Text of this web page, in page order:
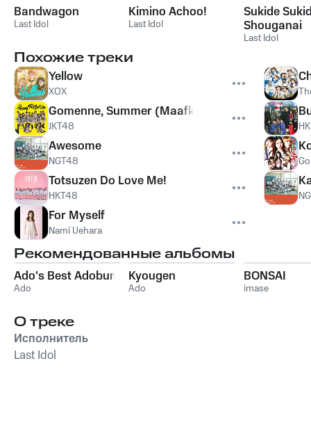
Bandwagon
Last Idol
Kimino Achoo!
Last Idol
Sukide
Shouganai
Last Idol
Похожие треки
Yellow
XOX
Gomenne, Summer (Maafkan, Summer)
JKT48
Awesome
NGT48
Totsuzen Do Love Me!
HKT48
For Myself
Nami Uehara
Рекомендованные альбомы
Ado's Best Adobum
Ado
Kyougen
Ado
BONSAI
imase
О треке
Исполнитель
Last Idol